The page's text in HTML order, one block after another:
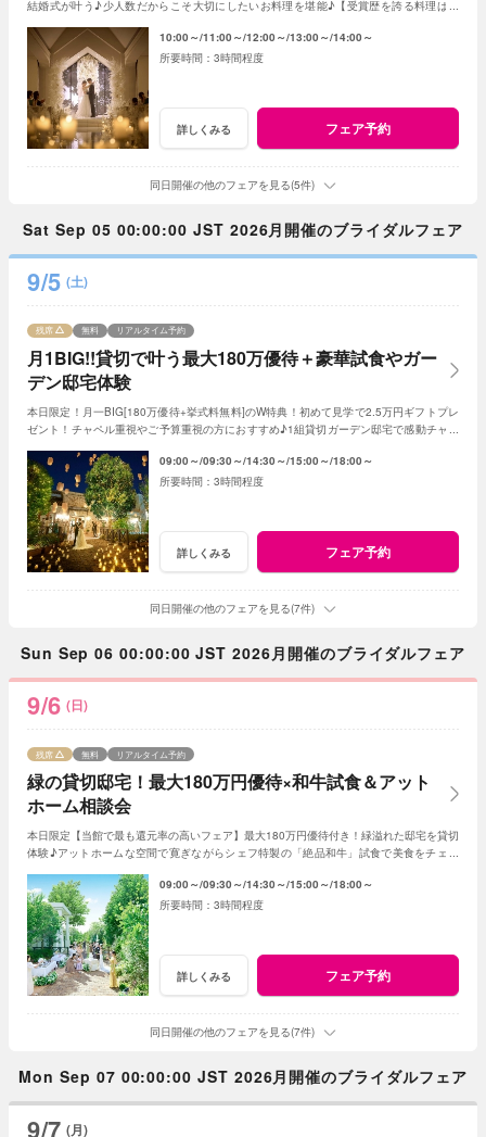
結婚式が叶う♪少人数だからこそ大切にしたいお料理を堪能♪【受賞歴を誇る料理は必
10:00～ 11:00～ 12:00～ 13:00～ 14:00～
3時間程度
詳しくみる フェア予約
同日開催の他のフェアを見る(5件)
Sat Sep 05 00:00:00 JST 2026月開催のブライダルフェア
9/5 (土)
月1BIG!!貸切で叶う最大180万優待＋豪華試食やガー
デン邸宅体験
残席 無料 リアルタイム予約
本日限定！月一BIG[180万優待+挙式料無料]のW特典！初めて見学で2.5万円ギフトプレ
ゼント！チャペル重視やご予算重視の方におすすめ♪1組貸切ガーデン邸宅で感動チャペ
09:00～ 09:30～ 14:30～ 15:00～ 18:00～
3時間程度
詳しくみる フェア予約
同日開催の他のフェアを見る(7件)
Sun Sep 06 00:00:00 JST 2026月開催のブライダルフェア
9/6 (日)
緑の貸切邸宅！最大180万円優待×和牛試食＆アット
ホーム相談会
残席 無料 リアルタイム予約
本日限定【当館で最も還元率の高いフェア】最大180万円優待付き！緑溢れた邸宅を貸切
体験♪アットホームな空間で寛ぎながらシェフ特製の「絶品和牛」試食で美食をチェッ
09:00～ 09:30～ 14:30～ 15:00～ 18:00～
3時間程度
詳しくみる フェア予約
同日開催の他のフェアを見る(7件)
Mon Sep 07 00:00:00 JST 2026月開催のブライダルフェア
9/7 (月)